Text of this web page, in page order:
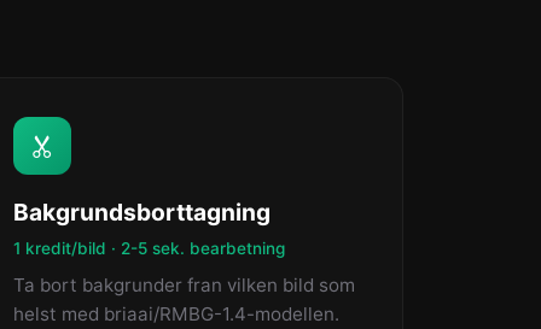
Bakgrundsborttagning
1 kredit/bild · 2-5 sek. bearbetning
Ta bort bakgrunder fran vilken bild som
helst med briaai/RMBG-1.4-modellen.